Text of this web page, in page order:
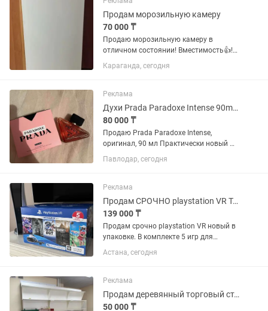
Продам морозильную камеру
70 000 ₸
Продаю морозильную камеру в
отличном состоянии! Вместимость👍!
130 000т.т.! Пользовались пол - года!
Габариты: ширина - 55см; глубина -
Пришахтинск.Торг. Самовывоз! . 8 .
Караганда, сегодня
Реклама
Духи Prada Paradoxe Intense 90ml Оригинал
80 000 ₸
Продаю Prada Paradoxe Intense,
оригинал, 90 мл Практически новый —
1 пшик Подарили, но аромат мне не
подошел Очень стойкий и шлейфовый
он стоит 120.000 тенге
Павлодар, сегодня
Реклама
Продам СРОЧНО playstation VR Торг
139 000 ₸
Продам срочно playstation VR новый в
упаковке. В комплекте 5 игр для
загрузки из playstation store. Торг.
Астана, сегодня
Реклама
Продам деревянный торговый стеллаж в хорошем состоянии.
50 000 ₸